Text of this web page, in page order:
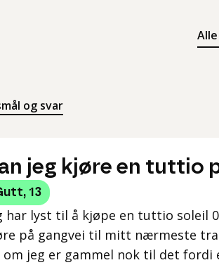
og svar
jeg kjøre en tuttio
, 13
har lyst til å kjøpe en tuttio soleil
på gangvei til mitt nærmeste
om jeg er gammel nok til det fordi